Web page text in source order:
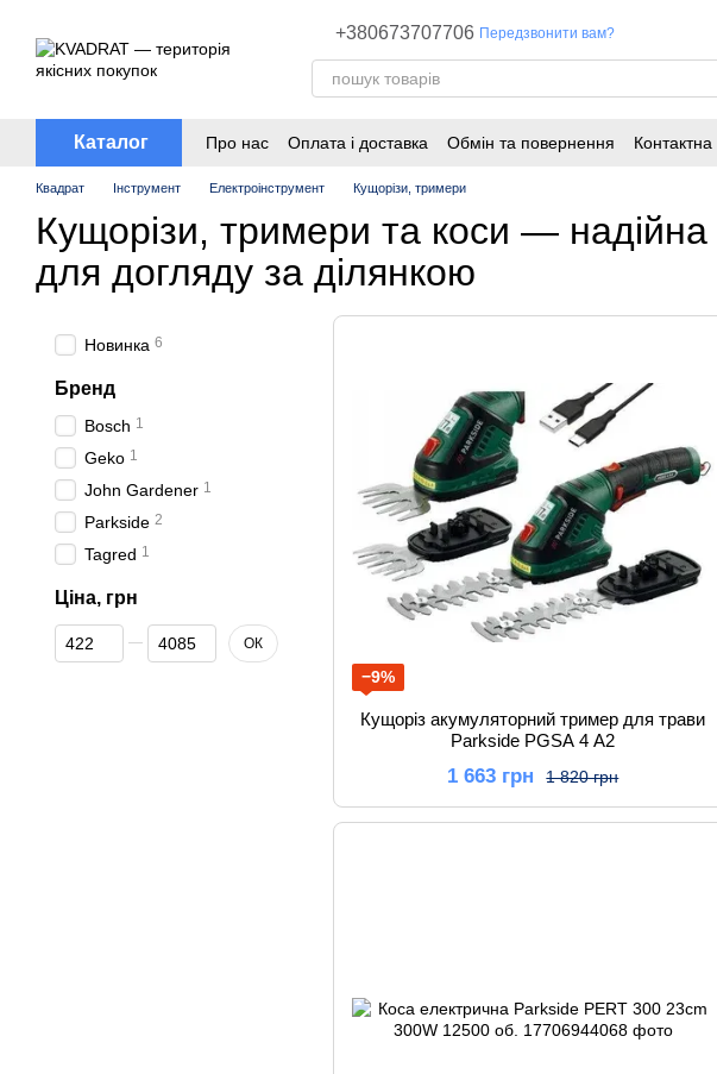
+380673707706 Передзвонити вам?
Каталог Про нас Оплата і доставка Обмін та повернення
Квадрат Інструмент Електроінструмент Кущорізи, тримери
Кущорізи, тримери та коси — надійна
для догляду за ділянкою
−9%
Кущоріз акумуляторний тример для трави
Parkside PGSA 4 A2
1 820 грн
1 663 грн
Новинка 6
Бренд
Bosch 1
Geko 1
John Gardener 1
Parkside 2
Tagred 1
Ціна, грн
Від Ціна, грн
До Ціна, грн ОК